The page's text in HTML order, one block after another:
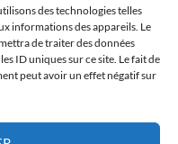
des technologies telles
informations des appareils. Le
de traiter des données
ID uniques sur ce site. Le fait de
peut avoir un effet négatif sur